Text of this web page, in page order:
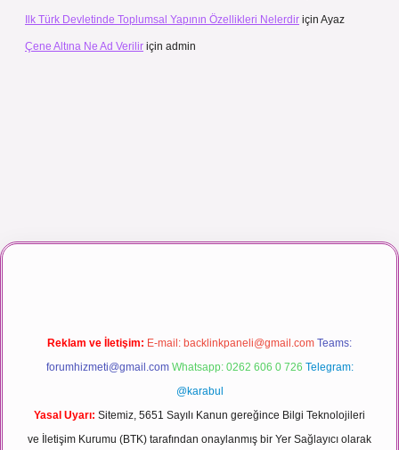
Ilk Türk Devletinde Toplumsal Yapının Özellikleri Nelerdir için Ayaz
Çene Altına Ne Ad Verilir için admin
Reklam ve İletişim: E-mail: backlinkpaneli@gmail.com Teams:
forumhizmeti@gmail.com Whatsapp: 0262 606 0 726 Telegram:
@karabul
Yasal Uyarı: Sitemiz, 5651 Sayılı Kanun gereğince Bilgi Teknolojileri
ve İletişim Kurumu (BTK) tarafından onaylanmış bir Yer Sağlayıcı olarak